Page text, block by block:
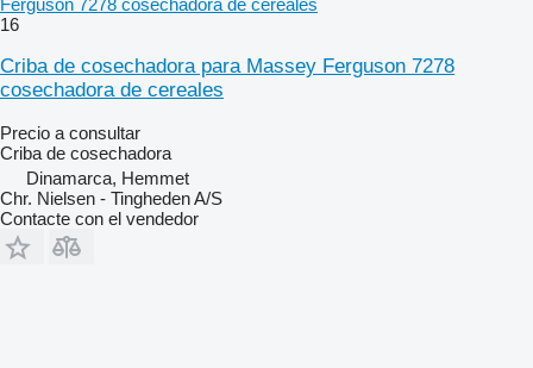
Ferguson 7278 cosechadora de cereales
16
Criba de cosechadora para Massey Ferguson 7278
cosechadora de cereales
Precio a consultar
Criba de cosechadora
Dinamarca, Hemmet
Chr. Nielsen - Tingheden A/S
Contacte con el vendedor